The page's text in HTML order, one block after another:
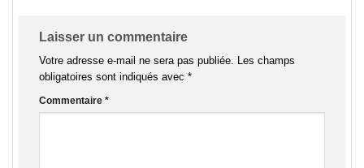
Laisser un commentaire
Votre adresse e-mail ne sera pas publiée. Les champs
obligatoires sont indiqués avec *
Commentaire *